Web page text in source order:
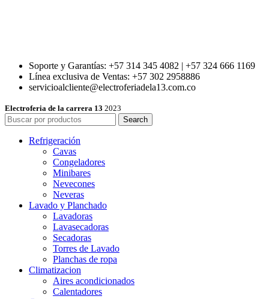
Soporte y Garantías: +57 314 345 4082 | +57 324 666 1169
Línea exclusiva de Ventas: +57 302 2958886
servicioalcliente@electroferiadela13.com.co
Electroferia de la carrera 13 2023
Search
Refrigeración
Cavas
Congeladores
Minibares
Nevecones
Neveras
Lavado y Planchado
Lavadoras
Lavasecadoras
Secadoras
Torres de Lavado
Planchas de ropa
Climatizacion
Aires acondicionados
Calentadores